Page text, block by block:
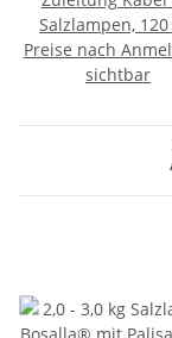
Salzlampen, 120
lang, weißes
Schalter
Preise nach
sichtbar